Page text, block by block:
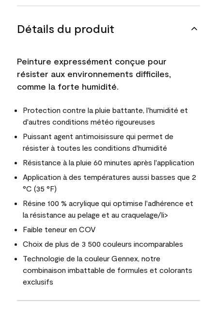
Détails du produit
Peinture expressément conçue pour
résister aux environnements difficiles,
comme la forte humidité.
Protection contre la pluie battante, l'humidité et
d'autres conditions météo rigoureuses
Puissant agent antimoisissure qui permet de
résister à toutes les conditions d'humidité
Résistance à la pluie 60 minutes après l'application
Application à des températures aussi basses que 2
°C (35 °F)
Résine 100 % acrylique qui optimise l'adhérence et
la résistance au pelage et au craquelage/li>
Faible teneur en COV
Choix de plus de 3 500 couleurs incomparables
Technologie de la couleur Gennex, notre
combinaison imbattable de formules et colorants
exclusifs